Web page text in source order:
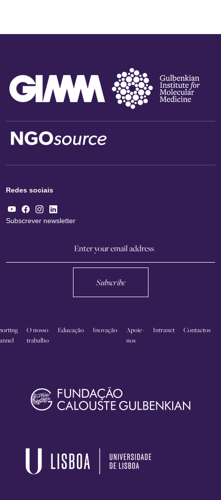
Redes sociais
Subscrever newsletter
Subscribe
O nosso
trabalho
Educação Inovação
Apoie-
nos
Intranet Contactos